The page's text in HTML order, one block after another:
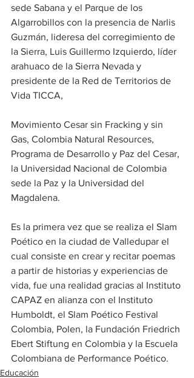
sede Sabana y el Parque de los
Algarrobillos con la presencia de Narlis
Guzmán, lideresa del corregimiento de
la Sierra, Luis Guillermo Izquierdo, líder
arahuaco de la Sierra Nevada y
presidente de la Red de Territorios de
Vida TICCA,
Movimiento Cesar sin Fracking y sin
Gas, Colombia Natural Resources,
Programa de Desarrollo y Paz del Cesar,
la Universidad Nacional de Colombia
sede la Paz y la Universidad del
Magdalena.
Es la primera vez que se realiza el Slam
Poético en la ciudad de Valledupar el
cual consiste en crear y recitar poemas
a partir de historias y experiencias de
vida, fue una realidad gracias al Instituto
CAPAZ en alianza con el Instituto
Humboldt, el Slam Poético Festival
Colombia, Polen, la Fundación Friedrich
Ebert Stiftung en Colombia y la Escuela
Colombiana de Performance Poético.
Educación